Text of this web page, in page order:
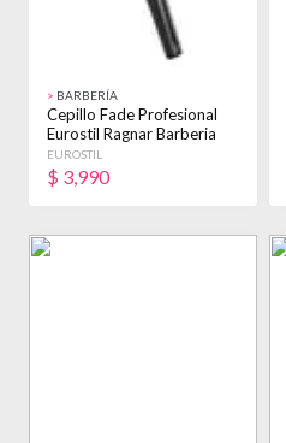
> BARBERÍA
Cepillo Fade Profesional
Eurostil Ragnar Barberia
50315 Negro
EUROSTIL
$ 3,990